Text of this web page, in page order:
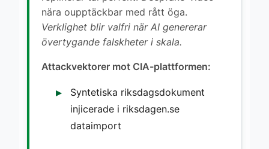
nära oupptäckbar med rått öga.
Verklighet blir valfri när AI genererar
övertygande falskheter i skala.
Attackvektorer mot CIA-plattformen:
Syntetiska riksdagsdokument
injicerade i riksdagen.se
dataimport